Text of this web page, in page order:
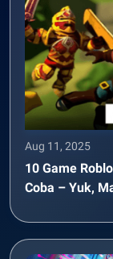
Aug 11, 2025
10 Game
Coba – Yuk,